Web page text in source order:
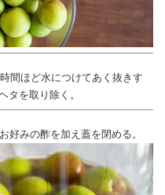
間ほど水につけてあく抜きす
タを取り除く。
好みの酢を加え蓋を閉める。